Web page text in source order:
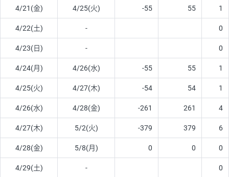
4/21(金) 4/25(火) -55 55 1
4/22(土) - 0
4/23(日) - 0
4/24(月) 4/26(水) -55 55 1
4/25(火) 4/27(木) -54 54 1
4/26(水) 4/28(金) -261 261 4
4/27(木) 5/2(火) -379 379 6
4/28(金) 5/8(月) 0 0 0
4/29(土) - 0